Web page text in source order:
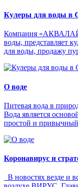
Кулеры для воды в
Компания
воды, представляет
для воды, продажу
О воде
Питевая вода в
Вода является
простой и
Коронавирус и
В новостях везде и